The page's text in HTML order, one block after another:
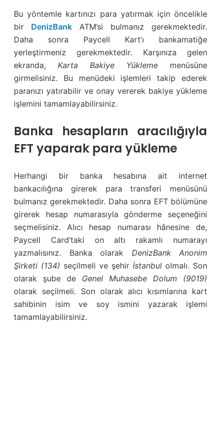
Bu yöntemle kartınızı para yatırmak için öncelikle
bir DenizBank ATM’si bulmanız gerekmektedir.
Daha sonra Paycell Kart’ı bankamatiğe
yerleştirmeniz gerekmektedir. Karşınıza gelen
ekranda, Karta Bakiye Yükleme menüsüne
girmelisiniz. Bu menüdeki işlemleri takip ederek
paranızı yatırabilir ve onay vererek bakiye yükleme
işlemini tamamlayabilirsiniz.
Banka hesapların aracılığıyla
EFT yaparak para yükleme
Herhangi bir banka hesabına ait internet
bankacılığına girerek para transferi menüsünü
bulmanız gerekmektedir. Daha sonra EFT bölümüne
girerek hesap numarasıyla gönderme seçeneğini
seçmelisiniz. Alıcı hesap numarası hânesine de,
Paycell Card’taki on altı rakamlı numarayı
yazmalısınız. Banka olarak DenizBank Anonim
Şirketi (134) seçilmeli ve şehir İstanbul olmalı. Son
olarak şube de Genel Muhasebe Dolum (9019)
olarak seçilmeli. Son olarak alıcı kısımlarına kart
sahibinin isim ve soy ismini yazarak işlemi
tamamlayabilirsiniz.